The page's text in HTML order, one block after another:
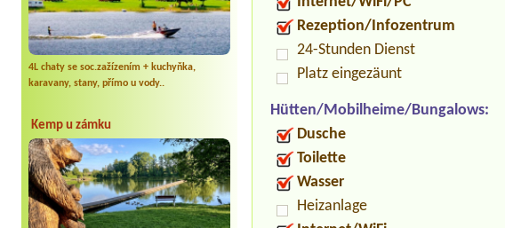
4L chaty se soc.zažízením + kuchyňka,
karavany, stany, přímo u vody..
Kemp u zámku
Rezeption/Infozentrum
24-Stunden Dienst
Platz eingezäunt
Hütten/Mobilheime/Bungalows:
Dusche
Toilette
Wasser
Heizanlage